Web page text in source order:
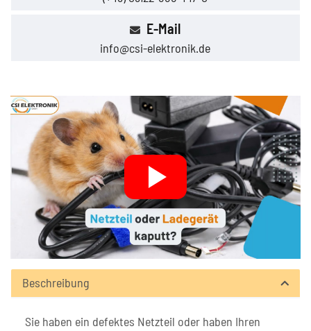
E-Mail
info@csi-elektronik.de
Beschreibung
Sie haben ein defektes Netzteil oder haben Ihren